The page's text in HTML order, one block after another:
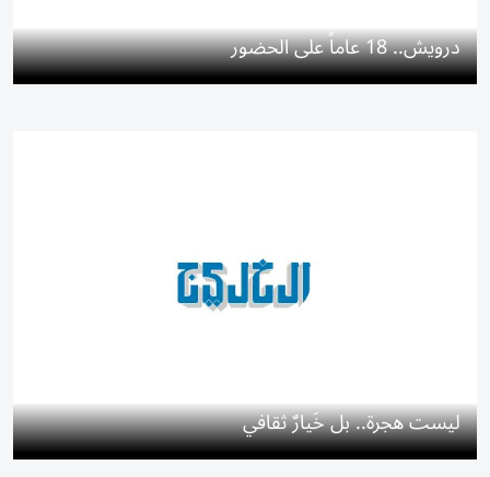
درويش.. 18 عاماً على الحضور
ليست هجرة.. بل خَيارٌ ثقافي